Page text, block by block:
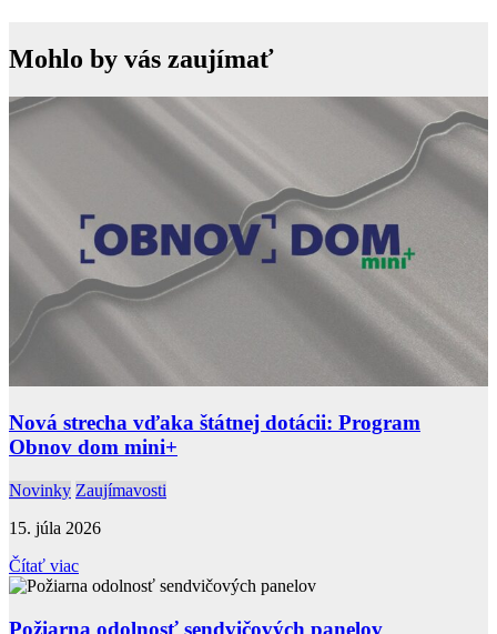
Mohlo by vás zaujímať
Nová strecha vďaka štátnej dotácii: Program
Obnov dom mini+
Novinky Zaujímavosti
15. júla 2026
Čítať viac
Požiarna odolnosť sendvičových panelov